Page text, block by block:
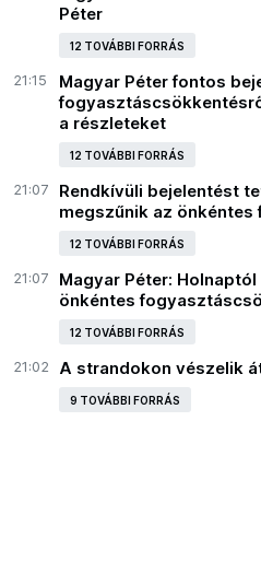
Péter
12 TOVÁBBI FORRÁS
21:15
Magyar Péter fontos
a részleteket
12 TOVÁBBI FORRÁS
21:07
Rendkívüli bejelentést
megszűnik az
12 TOVÁBBI FORRÁS
21:07
Magyar Péter:
önkéntes
12 TOVÁBBI FORRÁS
21:02 A strandokon vészelik
9 TOVÁBBI FORRÁS